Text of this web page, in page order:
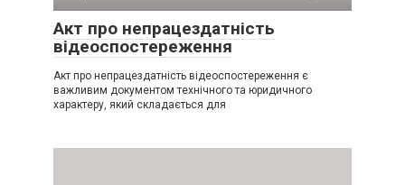
Акт про непрацездатність
відеоспостереження
Акт про непрацездатність відеоспостереження є
важливим документом технічного та юридичного
характеру, який складається для